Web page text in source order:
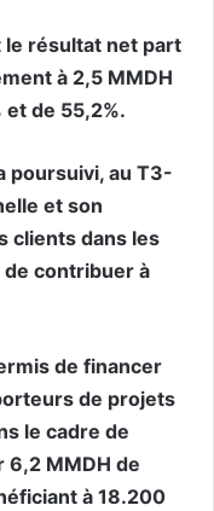
le résultat net part
à 2,5 MMDH
et de 55,2%.
poursuivi, au T3-
et son
clients dans les
contribuer à
de financer
de projets
le cadre de
6,2 MMDH de
à 18.200